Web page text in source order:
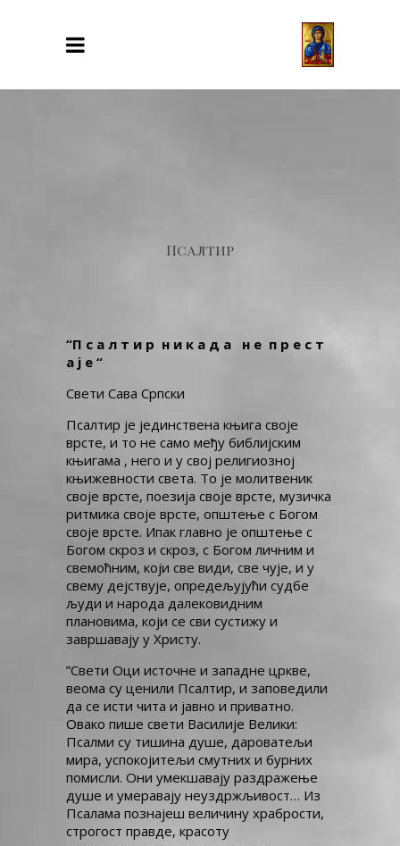
Псалтир
“П с а л т и р н и к а д а н е п р е с т
а ј е “
Свети Сава Српски
Псалтир је јединствена књига своје
врсте, и то не само међу библијским
књигама , него и у свој религиозној
књижевности света. То је молитвеник
своје врсте, поезија своје врсте, музичка
ритмика своје врсте, општење с Богом
своје врсте. Ипак главно је општење с
Богом скроз и скроз, с Богом личним и
свемоћним, који све види, све чује, и у
свему дејствује, опредељујући судбе
људи и народа далековидним
плановима, који се сви сустижу и
завршавају у Христу.
”Свети Оци источне и западне цркве,
веома су ценили Псалтир, и заповедили
да се исти чита и јавно и приватно.
Овако пише свети Василије Велики:
Псалми су тишина душе, дароватељи
мира, успокојитељи смутних и бурних
помисли. Они умекшавају раздражење
душе и умеравају неуздржљивост… Из
Псалама познајеш величину храбрости,
строгост правде, красоту